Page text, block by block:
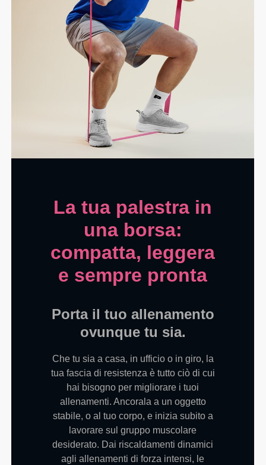
La tua palestra in
una borsa:
compatta, leggera
e sempre pronta
Porta il tuo allenamento
ovunque tu sia.
Che tu sia a casa, in ufficio o in giro, la
tua fascia di resistenza è tutto ciò di cui
hai bisogno per migliorare i tuoi
allenamenti. Ancorala a un oggetto
stabile, o al tuo corpo, e inizia subito a
lavorare sul gruppo muscolare
desiderato. Dai riscaldamenti dinamici
agli allenamenti di forza intensi, le